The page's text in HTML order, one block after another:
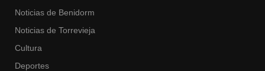
Noticias de Benidorm
Noticias de Torrevieja
Cultura
Deportes